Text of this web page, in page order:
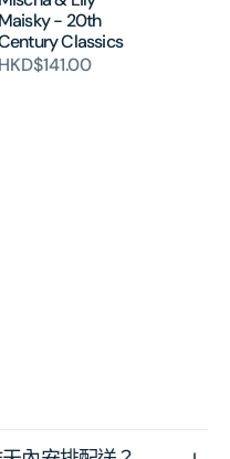
Maisky - 20th
Classics
HKD$141.00